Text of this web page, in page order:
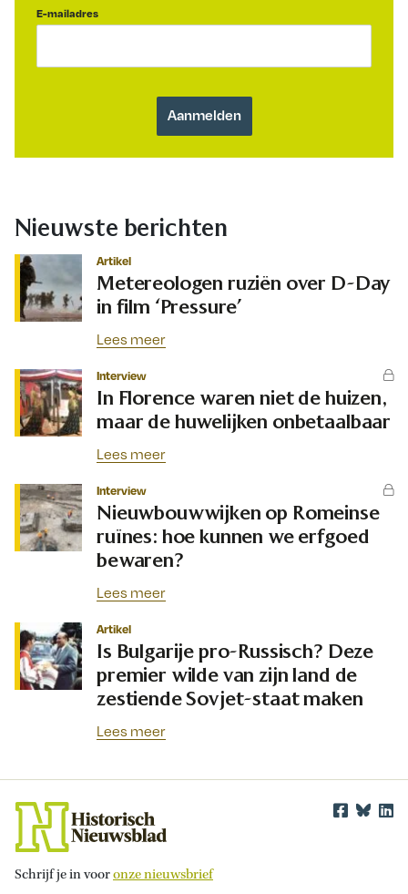
E-mailadres
Nieuwste berichten
Artikel
Metereologen ruziën over D-Day
in film ‘Pressure’
Lees meer
Interview
In Florence waren niet de huizen,
maar de huwelijken onbetaalbaar
Lees meer
Interview
Nieuwbouwwijken op Romeinse
ruïnes: hoe kunnen we erfgoed
bewaren?
Lees meer
Artikel
Is Bulgarije pro-Russisch? Deze
premier wilde van zijn land de
zestiende Sovjet-staat maken
Lees meer
Schrijf je in vooronze nieuwsbrief